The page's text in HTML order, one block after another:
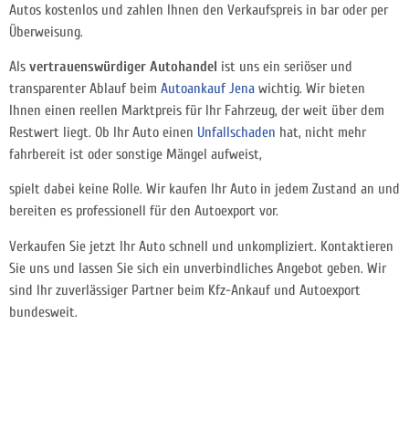
Autos kostenlos und zahlen Ihnen den Verkaufspreis in bar oder per
Überweisung.
Als vertrauenswürdiger Autohandel ist uns ein seriöser und
transparenter Ablauf beim Autoankauf Jena wichtig. Wir bieten
Ihnen einen reellen Marktpreis für Ihr Fahrzeug, der weit über dem
Restwert liegt. Ob Ihr Auto einen Unfallschaden hat, nicht mehr
fahrbereit ist oder sonstige Mängel aufweist,
spielt dabei keine Rolle. Wir kaufen Ihr Auto in jedem Zustand an und
bereiten es professionell für den Autoexport vor.
Verkaufen Sie jetzt Ihr Auto schnell und unkompliziert. Kontaktieren
Sie uns und lassen Sie sich ein unverbindliches Angebot geben. Wir
sind Ihr zuverlässiger Partner beim Kfz-Ankauf und Autoexport
bundesweit.